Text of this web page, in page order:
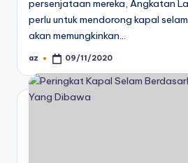
persenjataan mereka, Angkatan
perlu untuk mendorong kapal
akan memungkinkan…
Posted
az 09/11/2020